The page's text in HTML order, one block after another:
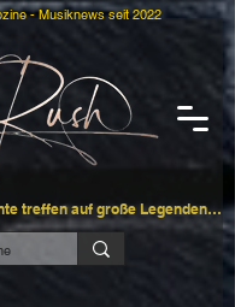
treffen auf große Legenden…
- Musiknews seit 2022